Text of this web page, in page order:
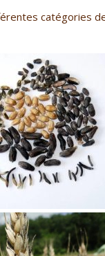
catégories